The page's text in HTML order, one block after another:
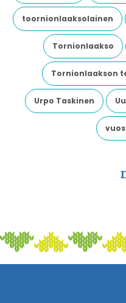
toornionlaaksolainen
Tornionlaakso
Tornionlaakson
Urpo Taskinen